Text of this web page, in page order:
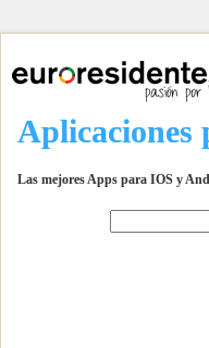
Aplicaciones
Las mejores Apps para IOS y